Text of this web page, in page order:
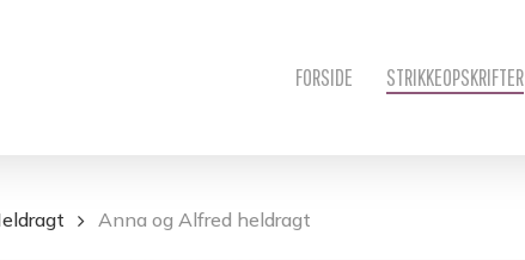
FORSIDE STRIKKEOPSKRIFTER
Anna og Alfred heldragt